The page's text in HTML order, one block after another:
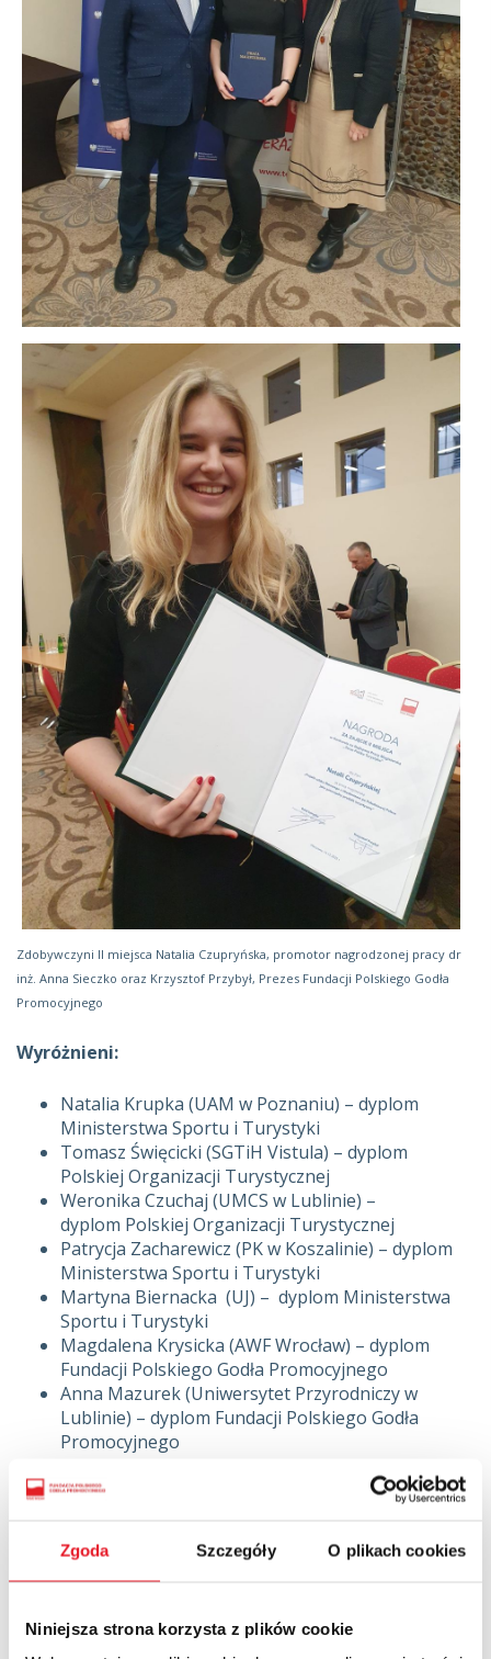
Zgoda Szczegóły O plikach cookies
Niniejsza strona korzysta z plików cookie
Zdobywczyni II miejsca Natalia Czupryńska, promotor nagrodzonej pracy dr
inż. Anna Sieczko oraz Krzysztof Przybył, Prezes Fundacji Polskiego Godła
Promocyjnego
Wyróżnieni:
Natalia Krupka (UAM w Poznaniu) – dyplom
Ministerstwa Sportu i Turystyki
Tomasz Święcicki (SGTiH Vistula) – dyplom
Polskiej Organizacji Turystycznej
Weronika Czuchaj (UMCS w Lublinie) –
dyplom Polskiej Organizacji Turystycznej
Patrycja Zacharewicz (PK w Koszalinie) – dyplom
Ministerstwa Sportu i Turystyki
Martyna Biernacka (UJ) – dyplom Ministerstwa
Sportu i Turystyki
Magdalena Krysicka (AWF Wrocław) – dyplom
Fundacji Polskiego Godła Promocyjnego
Anna Mazurek (Uniwersytet Przyrodniczy w
Lublinie) – dyplom Fundacji Polskiego Godła
Promocyjnego
-Gratulując dzisiejszym Laureatom, chciałbym przede
kariery. Życzę, aby wszystkie Wasze kolejne projekty
były realizowane z taką dokładnością i pomysłowością
jak Wasze prace, które dzisiaj będziemy nagradzać i
Konkursu „Teraz Polska” i członek Jury Naukowego